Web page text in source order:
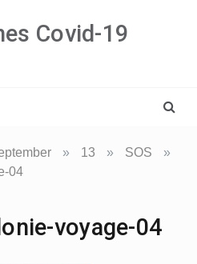
Covid-19
» 13 » SOS
»
04
voyage-04